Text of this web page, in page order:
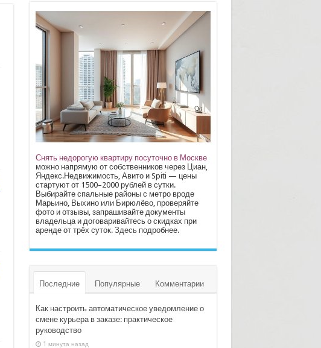
Снять недорогую квартиру посуточно в Москве
можно напрямую от собственников через Циан,
Яндекс.Недвижимость, Авито и Spiti — цены
стартуют от 1500–2000 рублей в сутки.
Выбирайте спальные районы с метро вроде
Марьино, Выхино или Бирюлёво, проверяйте
фото и отзывы, запрашивайте документы
владельца и договаривайтесь о скидках при
аренде от трёх суток. Здесьподробнее.
Последние Популярные Комментарии
Как настроить автоматическое уведомление о
смене курьера в заказе: практическое
руководство
1 минута назад